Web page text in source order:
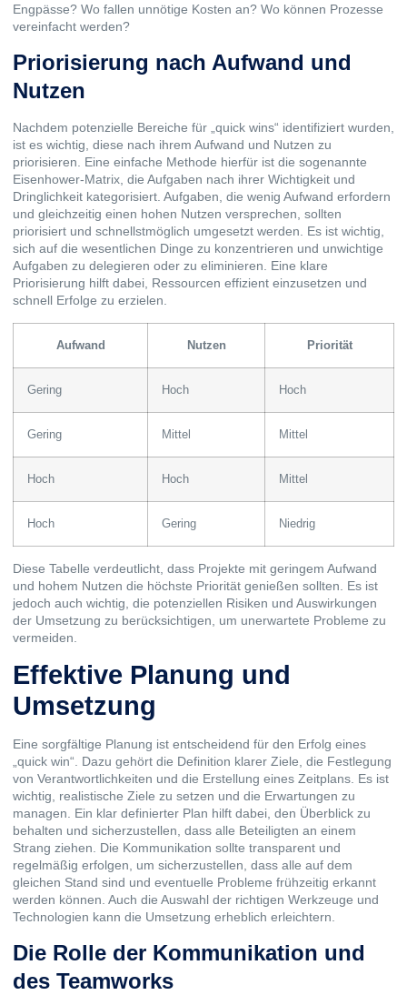
Engpässe? Wo fallen unnötige Kosten an? Wo können Prozesse
vereinfacht werden?
Priorisierung nach Aufwand und
Nutzen
Nachdem potenzielle Bereiche für „quick wins“ identifiziert wurden,
ist es wichtig, diese nach ihrem Aufwand und Nutzen zu
priorisieren. Eine einfache Methode hierfür ist die sogenannte
Eisenhower-Matrix, die Aufgaben nach ihrer Wichtigkeit und
Dringlichkeit kategorisiert. Aufgaben, die wenig Aufwand erfordern
und gleichzeitig einen hohen Nutzen versprechen, sollten
priorisiert und schnellstmöglich umgesetzt werden. Es ist wichtig,
sich auf die wesentlichen Dinge zu konzentrieren und unwichtige
Aufgaben zu delegieren oder zu eliminieren. Eine klare
Priorisierung hilft dabei, Ressourcen effizient einzusetzen und
schnell Erfolge zu erzielen.
Aufwand Nutzen Priorität
Gering Hoch Hoch
Gering Mittel Mittel
Hoch Hoch Mittel
Hoch Gering Niedrig
Diese Tabelle verdeutlicht, dass Projekte mit geringem Aufwand
und hohem Nutzen die höchste Priorität genießen sollten. Es ist
jedoch auch wichtig, die potenziellen Risiken und Auswirkungen
der Umsetzung zu berücksichtigen, um unerwartete Probleme zu
vermeiden.
Effektive Planung und
Umsetzung
Eine sorgfältige Planung ist entscheidend für den Erfolg eines
„quick win“. Dazu gehört die Definition klarer Ziele, die Festlegung
von Verantwortlichkeiten und die Erstellung eines Zeitplans. Es ist
wichtig, realistische Ziele zu setzen und die Erwartungen zu
managen. Ein klar definierter Plan hilft dabei, den Überblick zu
behalten und sicherzustellen, dass alle Beteiligten an einem
Strang ziehen. Die Kommunikation sollte transparent und
regelmäßig erfolgen, um sicherzustellen, dass alle auf dem
gleichen Stand sind und eventuelle Probleme frühzeitig erkannt
werden können. Auch die Auswahl der richtigen Werkzeuge und
Technologien kann die Umsetzung erheblich erleichtern.
Die Rolle der Kommunikation und
des Teamworks